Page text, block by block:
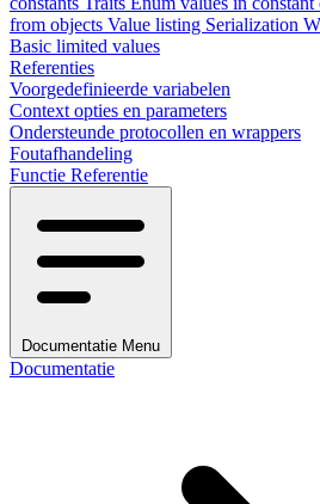
from objects Value listing Serialization
Basic limited values
Referenties
Voorgedefinieerde variabelen
Context opties en parameters
Ondersteunde protocollen en wrappers
Foutafhandeling
Functie Referentie
Documentatie Menu
Documentatie